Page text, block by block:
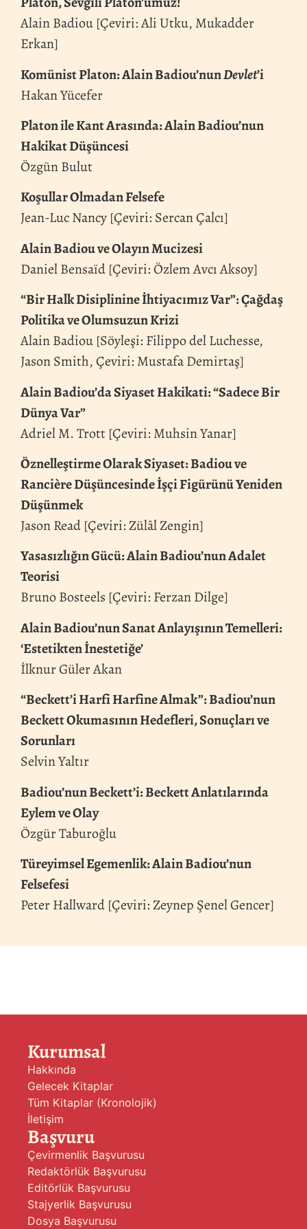
Alain Badiou [Çeviri: Ali Utku, Mukadder
Erkan]
Komünist Platon: Alain Badiou’nunDevlet’i
Hakan Yücefer
Platon ile Kant Arasında: Alain Badiou’nun
Hakikat Düşüncesi
Özgün Bulut
Koşullar Olmadan Felsefe
Jean-Luc Nancy [Çeviri: Sercan Çalcı]
Alain Badiou ve Olayın Mucizesi
Daniel Bensaïd [Çeviri: Özlem Avcı Aksoy]
“Bir Halk Disiplinine İhtiyacımız Var”: Çağdaş
Politika ve Olumsuzun Krizi
Alain Badiou [Söyleşi: Filippo del Luchesse,
Jason Smith, Çeviri: Mustafa Demirtaş]
Alain Badiou’da Siyaset Hakikati: “Sadece Bir
Dünya Var”
Adriel M. Trott [Çeviri: Muhsin Yanar]
Öznelleştirme Olarak Siyaset: Badiou ve
Rancière Düşüncesinde İşçi Figürünü Yeniden
Düşünmek
Jason Read [Çeviri: Zülâl Zengin]
Yasasızlığın Gücü: Alain Badiou’nun Adalet
Teorisi
Bruno Bosteels [Çeviri: Ferzan Dilge]
Alain Badiou’nun Sanat Anlayışının Temelleri:
‘Estetikten İnestetiğe’
İlknur Güler Akan
“Beckett’i Harfi Harfine Almak”: Badiou’nun
Beckett Okumasının Hedefleri, Sonuçları ve
Sorunları
Selvin Yaltır
Badiou’nun Beckett’i: Beckett Anlatılarında
Eylem ve Olay
Özgür Taburoğlu
Türeyimsel Egemenlik: Alain Badiou’nun
Felsefesi
Peter Hallward [Çeviri: Zeynep Şenel Gencer]
Kurumsal
Hakkında
Gelecek Kitaplar
Tüm Kitaplar (Kronolojik)
İletişim
Başvuru
Çevirmenlik Başvurusu
Redaktörlük Başvurusu
Editörlük Başvurusu
Stajyerlik Başvurusu
Dosya Başvurusu